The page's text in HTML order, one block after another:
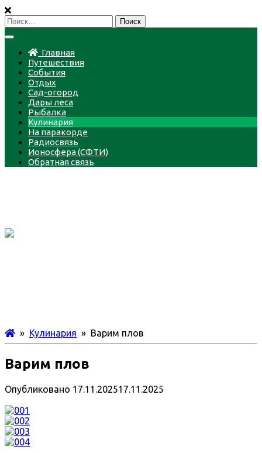
Пропустить
Найти:
Главная
Путешествия
События
Отдых
Сад-огород
Дары леса
Рыбалка
Кулинария
На паракорде
Радиосвязь
Ионосфера (СФТИ)
Обратная связь
» Кулинария » Варим плов
Варим плов
Опубликовано 17.11.202517.11.2025